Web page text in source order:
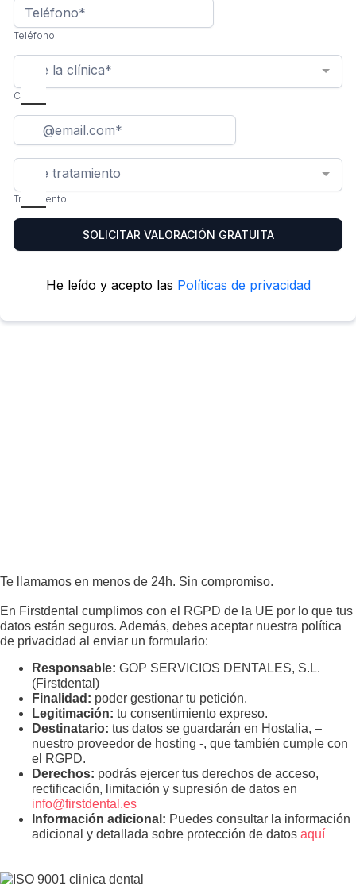
Te llamamos en menos de 24h. Sin compromiso.
En Firstdental cumplimos con el RGPD de la UE por lo que tus
datos están seguros. Además, debes aceptar nuestra política
de privacidad al enviar un formulario:
Responsable: GOP SERVICIOS DENTALES, S.L.
(Firstdental)
Finalidad: poder gestionar tu petición.
Legitimación: tu consentimiento expreso.
Destinatario: tus datos se guardarán en Hostalia, –
nuestro proveedor de hosting -, que también cumple con
el RGPD.
Derechos: podrás ejercer tus derechos de acceso,
rectificación, limitación y supresión de datos en
info@firstdental.es
Información adicional: Puedes consultar la información
adicional y detallada sobre protección de datos aquí